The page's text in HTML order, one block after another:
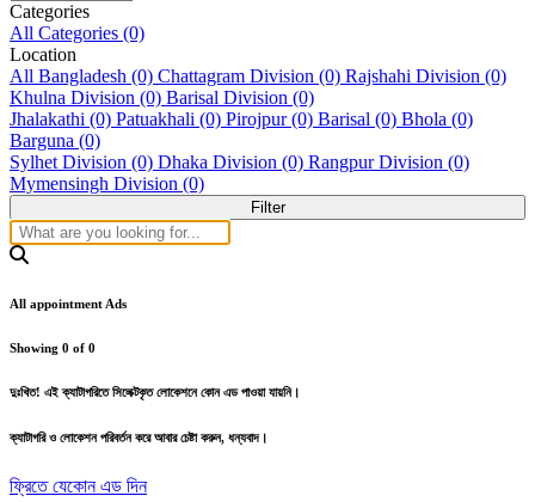
Categories
All Categories (0)
Location
All Bangladesh (0) Chattagram Division (0) Rajshahi Division (0)
Khulna Division (0) Barisal Division (0)
Jhalakathi (0) Patuakhali (0) Pirojpur (0) Barisal (0) Bhola (0)
Barguna (0)
Sylhet Division (0) Dhaka Division (0) Rangpur Division (0)
Mymensingh Division (0)
Filter
All appointment Ads
Showing 0 of 0
দুঃখিত! এই ক্যাটাগরিতে সিলেক্টকৃত লোকেশনে কোন এড পাওয়া যায়নি।
ক্যাটাগরি ও লোকেশন পরিবর্তন করে আবার চেষ্টা করুন, ধন্যবাদ।
ফ্রিতে যেকোন এড দিন